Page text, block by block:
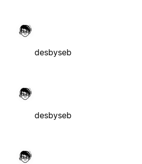
desbyseb
desbyseb